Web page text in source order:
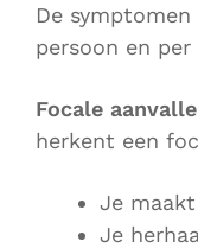
De
persoon en
Focale
herkent een
Je
Je